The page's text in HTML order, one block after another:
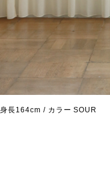
身長164cm / カラー SOUR